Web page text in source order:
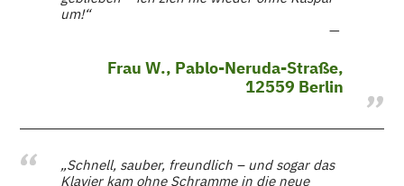
um!“
Frau W., Pablo-Neruda-Straße,
12559 Berlin
„Schnell, sauber, freundlich – und sogar das
Klavier kam ohne Schramme in die neue